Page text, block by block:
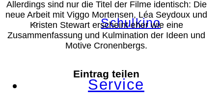
Schulkino
Service
Allerdings sind nur die Titel der Filme identisch: Die
neue Arbeit mit Viggo Mortensen, Léa Seydoux und
Kristen Stewart erscheint eher wie eine
Zusammenfassung und Kulmination der Ideen und
Motive Cronenbergs.
Eintrag teilen